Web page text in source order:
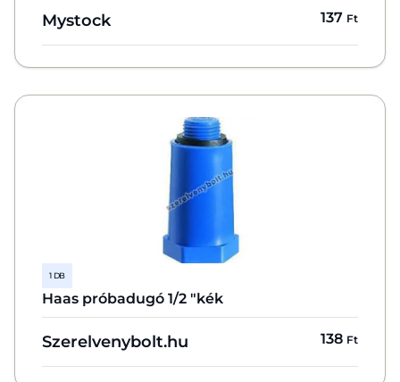
Mystock 137 Ft
1 DB
Haas próbadugó 1/2 "kék
Szerelvenybolt.hu 138 Ft